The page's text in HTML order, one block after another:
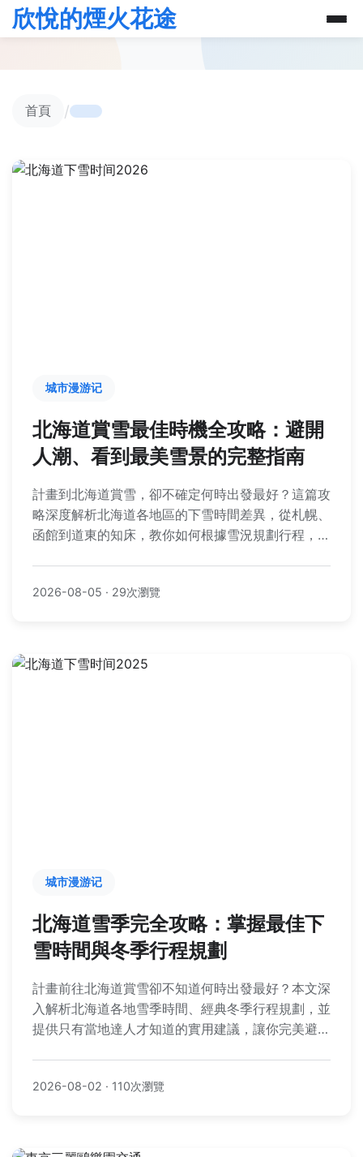
欣悅的煙火花途
首頁 /
城市漫游记
北海道賞雪最佳時機全攻略：避開
人潮、看到最美雪景的完整指南
計畫到北海道賞雪，卻不確定何時出發最好？這篇攻
略深度解析北海道各地區的下雪時間差異，從札幌、
函館到道東的知床，教你如何根據雪況規劃行程，避
2026-08-05 · 29次瀏覽
城市漫游记
北海道雪季完全攻略：掌握最佳下
雪時間與冬季行程規劃
計畫前往北海道賞雪卻不知道何時出發最好？本文深
入解析北海道各地雪季時間、經典冬季行程規劃，並
提供只有當地達人才知道的實用建議，讓你完美避開
2026-08-02 · 110次瀏覽